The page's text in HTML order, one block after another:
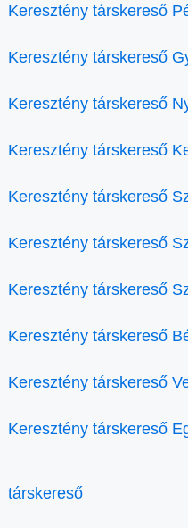
Keresztény társkereső
Keresztény társkereső
Keresztény társkereső
Keresztény társkereső
Keresztény társkereső
Keresztény társkereső
Keresztény társkereső
Keresztény társkereső
Keresztény társkereső
Keresztény társkereső
társkereső